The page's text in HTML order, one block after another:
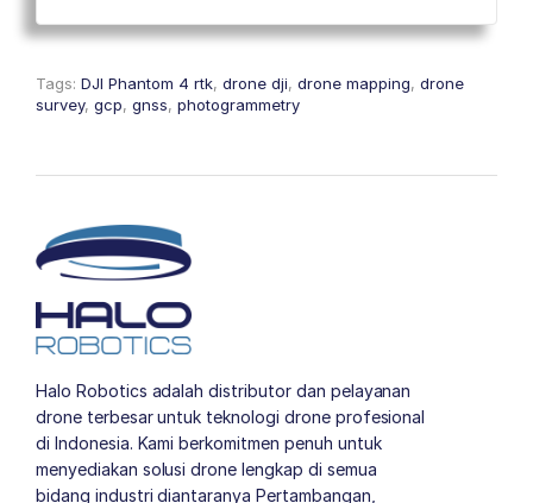
Tags: DJI Phantom 4 rtk, drone dji, drone mapping, drone
survey, gcp, gnss, photogrammetry
Halo Robotics adalah distributor dan pelayanan
drone terbesar untuk teknologi drone profesional
di Indonesia. Kami berkomitmen penuh untuk
menyediakan solusi drone lengkap di semua
bidang industri diantaranya Pertambangan,